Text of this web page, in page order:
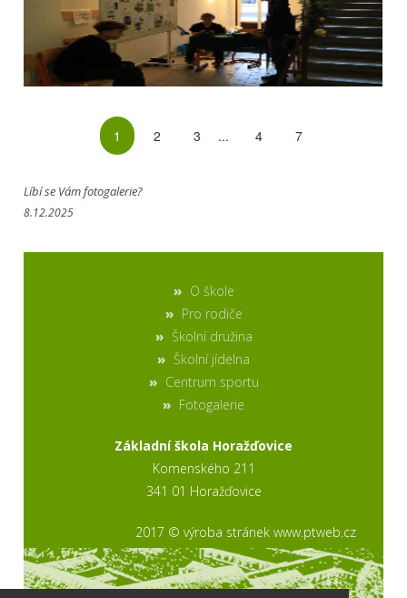
1 2 3 ... 4 7
Líbí se Vám fotogalerie?
8.12.2025
O škole
Pro rodiče
Školní družina
Školní jídelna
Centrum sportu
Fotogalerie
Základní škola Horažďovice
Komenského 211
341 01 Horažďovice
2017 © výroba stránek www.ptweb.cz